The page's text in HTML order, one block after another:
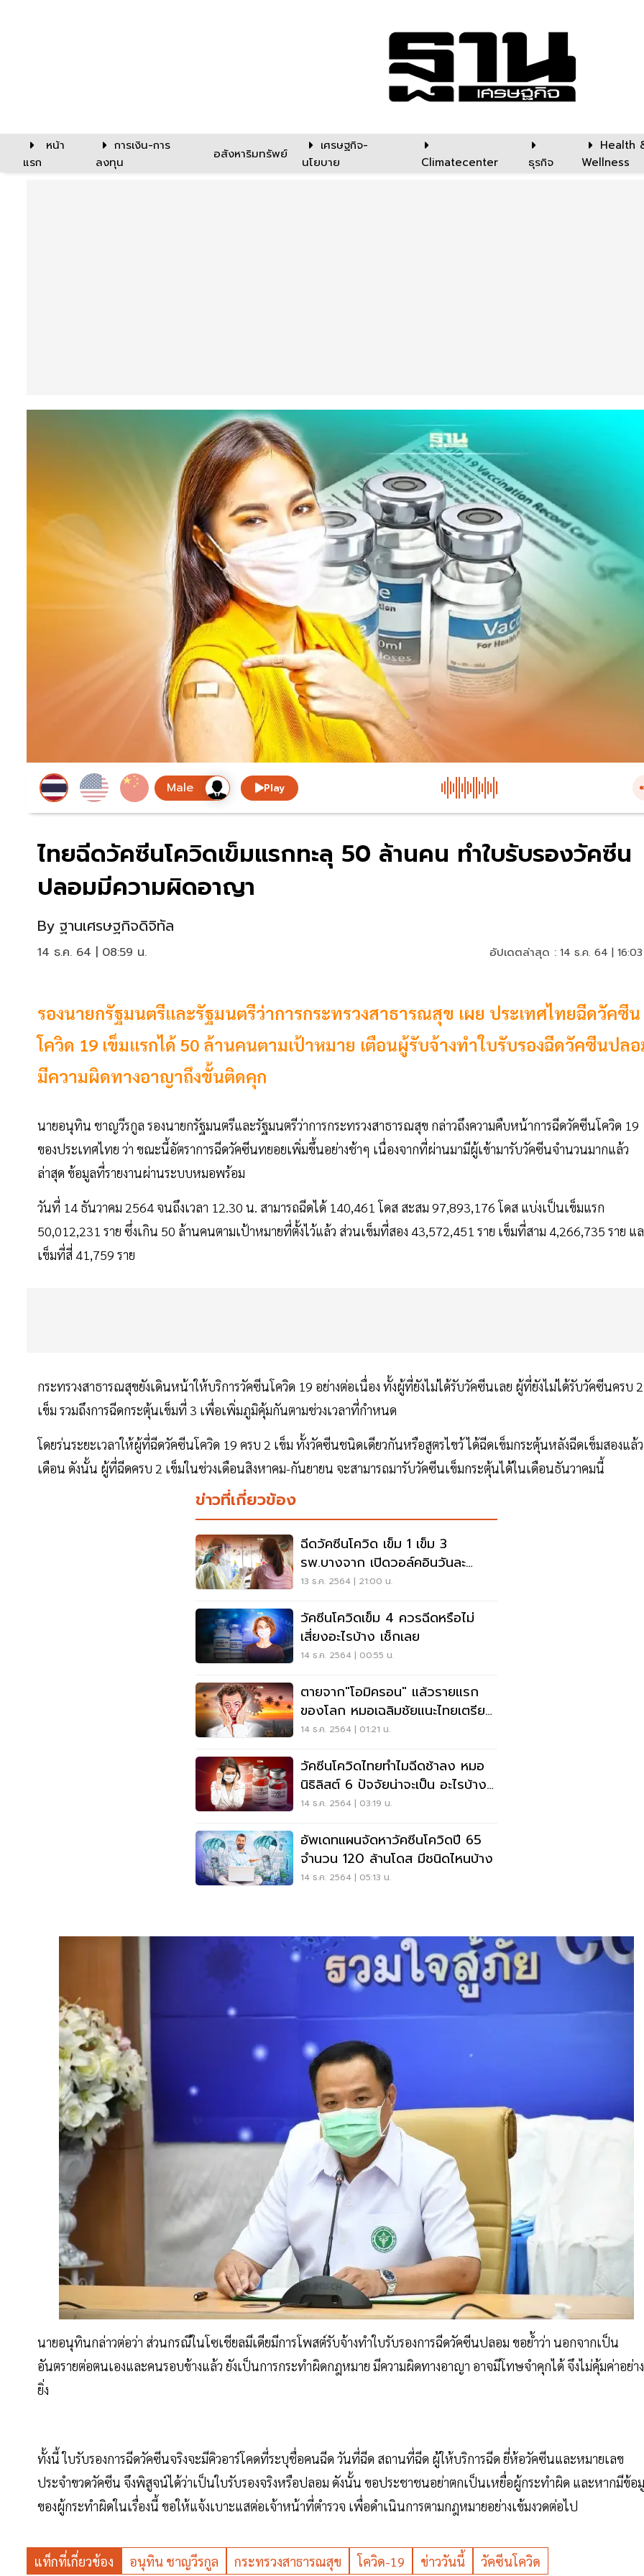
หน้า
แรก
การเงิน-การ
ลงทุน
อสังหาริมทรัพย์
เศรษฐกิจ-
นโยบาย
Climatecenter ธุรกิจ
Health
Wellness
Play
ไทยฉีดวัคซีนโควิดเข็มแรกทะลุ 50 ล้านคน ทำใบรับรองวัคซีน
ปลอมมีความผิดอาญา
By ฐานเศรษฐกิจดิจิทัล
14 ธ.ค. 64 | 08:59 น. อัปเดตล่าสุด : 14 ธ.ค. 64 |
รองนายกรัฐมนตรีและรัฐมนตรีว่าการกระทรวงสาธารณสุข เผย ประเทศไทยฉีดวัคซีน
โควิด 19 เข็มแรกได้ 50 ล้านคนตามเป้าหมาย เตือนผู้รับจ้างทำใบรับรองฉีดวัคซีนปล
มีความผิดทางอาญาถึงขั้นติดคุก
นายอนุทิน ชาญวีรกูล รองนายกรัฐมนตรีและรัฐมนตรีว่าการกระทรวงสาธารณสุข กล่าวถึงความคืบหน้าการฉีดวัคซีนโควิด 19
ของประเทศไทย ว่า ขณะนี้อัตราการฉีดวัคซีนทยอยเพิ่มขึ้นอย่างช้าๆ เนื่องจากที่ผ่านมามีผู้เข้ามารับวัคซีนจำนวนมากแล้ว
ล่าสุด ข้อมูลที่รายงานผ่านระบบหมอพร้อม
วันที่ 14 ธันวาคม 2564 จนถึงเวลา 12.30 น. สามารถฉีดได้ 140,461 โดส สะสม 97,893,176 โดส แบ่งเป็นเข็มแรก
50,012,231 ราย ซึ่งเกิน 50 ล้านคนตามเป้าหมายที่ตั้งไว้แล้ว ส่วนเข็มที่สอง 43,572,451 ราย เข็มที่สาม 4,266,735 ราย แ
เข็มที่สี่ 41,759 ราย
กระทรวงสาธารณสุขยังเดินหน้าให้บริการวัคซีนโควิด 19 อย่างต่อเนื่อง ทั้งผู้ที่ยังไม่ได้รับวัคซีนเลย ผู้ที่ยังไม่ได้รับวัคซีนครบ 2
เข็ม รวมถึงการฉีดกระตุ้นเข็มที่ 3 เพื่อเพิ่มภูมิคุ้มกันตามช่วงเวลาที่กำหนด
โดยร่นระยะเวลาให้ผู้ที่ฉีดวัคซีนโควิด 19 ครบ 2 เข็ม ทั้งวัคซีนชนิดเดียวกันหรือสูตรไขว้ ได้ฉีดเข็มกระตุ้นหลังฉีดเข็มสองแล้
เดือน ดังนั้น ผู้ที่ฉีดครบ 2 เข็มในช่วงเดือนสิงหาคม-กันยายน จะสามารถมารับวัคซีนเข็มกระตุ้นได้ในเดือนธันวาคมนี้
ข่าวที่เกี่ยวข้อง
ฉีดวัคซีนโควิด เข็ม 1 เข็ม 3
รพ.บางจาก เปิดวอล์คอินวันละ
800 คิว
13 ธ.ค. 2564 | 21:00 น.
วัคซีนโควิดเข็ม 4 ควรฉีดหรือไม่
เสี่ยงอะไรบ้าง เช็กเลย
14 ธ.ค. 2564 | 00:55 น.
ตายจาก"โอมิครอน" แล้วรายแรก
ของโลก หมอเฉลิมชัยแนะไทยเตรียม
4 แนวทางรับมือ
14 ธ.ค. 2564 | 01:21 น.
วัคซีนโควิดไทยทำไมฉีดช้าลง หมอ
นิธิลิสต์ 6 ปัจจัยน่าจะเป็น อะไรบ้าง
เช็กเลย
14 ธ.ค. 2564 | 03:19 น.
อัพเดทแผนจัดหาวัคซีนโควิดปี 65
จำนวน 120 ล้านโดส มีชนิดไหนบ้าง
14 ธ.ค. 2564 | 05:13 น.
นายอนุทินกล่าวต่อว่า ส่วนกรณีในโซเชียลมีเดียมีการโพสต์รับจ้างทำใบรับรองการฉีดวัคซีนปลอม ขอย้ำว่า นอกจากเป็น
อันตรายต่อตนเองและคนรอบข้างแล้ว ยังเป็นการกระทำผิดกฎหมาย มีความผิดทางอาญา อาจมีโทษจำคุกได้ จึงไม่คุ้มค่าอย่าง
ยิ่ง
ทั้งนี้ ใบรับรองการฉีดวัคซีนจริงจะมีคิวอาร์โคดที่ระบุชื่อคนฉีด วันที่ฉีด สถานที่ฉีด ผู้ให้บริการฉีด ยี่ห้อวัคซีนและหมายเลข
ประจำขวดวัคซีน จึงพิสูจน์ได้ว่าเป็นใบรับรองจริงหรือปลอม ดังนั้น ขอประชาชนอย่าตกเป็นเหยื่อผู้กระทำผิด และหากมีข้อ
ของผู้กระทำผิดในเรื่องนี้ ขอให้แจ้งเบาะแสต่อเจ้าหน้าที่ตำรวจ เพื่อดำเนินการตามกฎหมายอย่างเข้มงวดต่อไป
แท็กที่เกี่ยวข้อง อนุทิน ชาญวีรกูล กระทรวงสาธารณสุข โควิด-19 ข่าววันนี้ วัคซีนโควิด